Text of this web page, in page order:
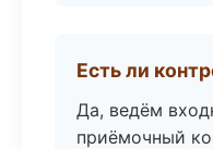
Есть ли
Да, ведём
приёмочный